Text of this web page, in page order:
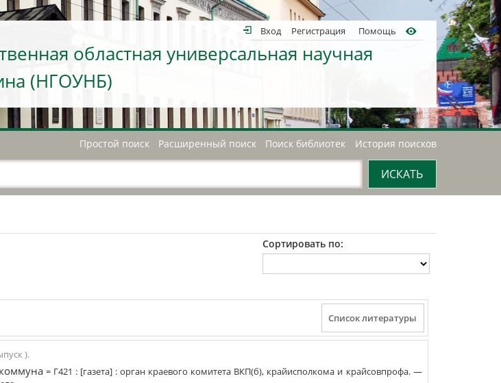
Вход Регистрация Помощь
областная универсальная научная
(НГОУНБ)
Простой поиск Расширенный поиск Поиск библиотек История поисков
Сортировать по:
).
= Г421 : [газета] : орган краевого комитета ВКП(б), крайисполкома и крайсовпрофа. —